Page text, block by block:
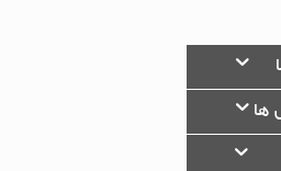
ها